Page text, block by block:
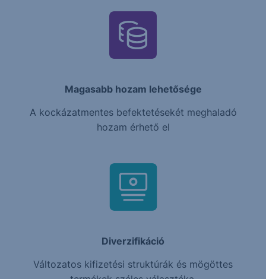
Magasabb hozam lehetősége
A kockázatmentes befektetésekét meghaladó
hozam érhető el
Diverzifikáció
Változatos kifizetési struktúrák és mögöttes